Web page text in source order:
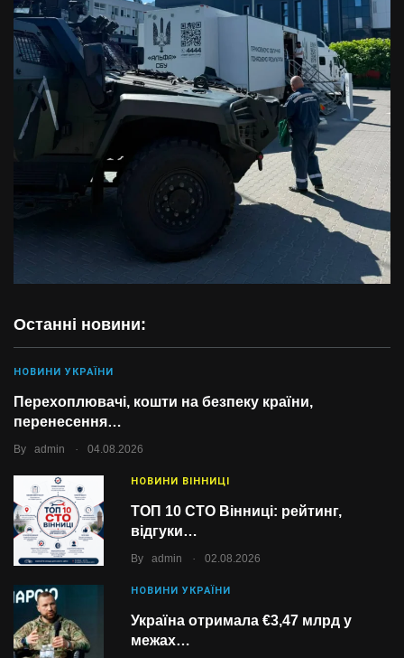
Останні новини:
НОВИНИ УКРАЇНИ
Перехоплювачі, кошти на безпеку країни,
перенесення…
By admin . 04.08.2026
НОВИНИ ВІННИЦІ
ТОП 10 СТО Вінниці: рейтинг,
відгуки…
By admin . 02.08.2026
НОВИНИ УКРАЇНИ
Україна отримала €3,47 млрд у
межах…